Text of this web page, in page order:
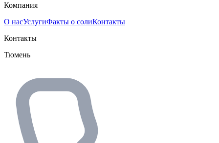
Компания
О насУслугиФакты о солиКонтакты
Контакты
Тюмень